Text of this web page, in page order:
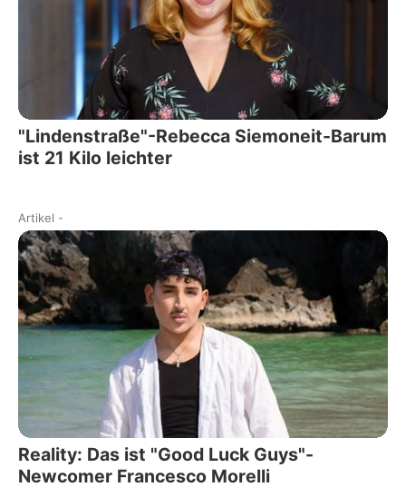
"Lindenstraße"-Rebecca Siemoneit-Barum
ist 21 Kilo leichter
Artikel -
Reality: Das ist "Good Luck Guys"-
Newcomer Francesco Morelli